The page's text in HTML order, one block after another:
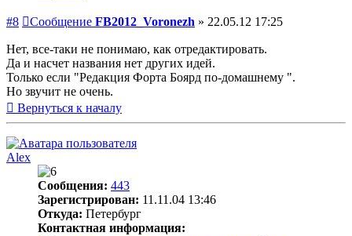
#8 Сообщение FB2012_Voronezh » 22.05.12 17:25
Нет, все-таки не понимаю, как отредактировать.
Да и насчет названия нет других идей.
Только если "Редакция Форта Боярд по-домашнему ".
Но звучит не очень.
Вернуться к началу
Alex
Сообщения: 443
Зарегистрирован: 11.11.04 13:46
Откуда: Петербург
Контактная информация: